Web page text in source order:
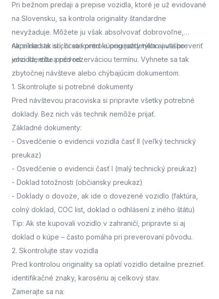
Pri bežnom predaji a prepise vozidla, ktoré je už evidované
na Slovensku, sa kontrola originality štandardne
nevyžaduje. Môžete ju však absolvovať dobrovoľne,
napríklad ak si chcete pred kúpou jazdeného auta preveriť
jeho identitu a pôvod.
Ak si nie ste istí, či sa kontrola originality týka aj vášho
vozidla,ešte pred rezerváciou termínu. Vyhnete sa tak
zbytočnej návšteve alebo chýbajúcim dokumentom.
1. Skontrolujte si potrebné dokumenty
Pred návštevou pracoviska si pripravte všetky potrebné
doklady. Bez nich vás technik nemôže prijať.
Základné dokumenty:
- Osvedčenie o evidencii vozidla časť II (veľký technický
preukaz)
- Osvedčenie o evidencii časť I (malý technický preukaz)
- Doklad totožnosti (občiansky preukaz)
- Doklady o dovoze, ak ide o dovezené vozidlo (faktúra,
colný doklad, COC list, doklad o odhlásení z iného štátu)
Tip: Ak ste kupovali vozidlo v zahraničí, pripravte si aj
doklad o kúpe – často pomáha pri preverovaní pôvodu.
2. Skontrolujte stav vozidla
Pred kontrolou originality sa oplatí vozidlo detailne prezrieť.
identifikačné znaky, karosériu aj celkový stav.
Zamerajte sa na: